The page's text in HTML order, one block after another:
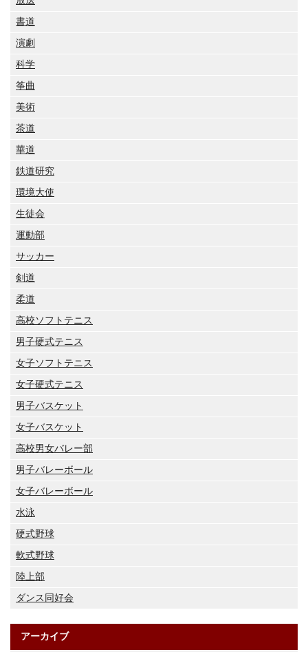
書道
演劇
科学
筝曲
美術
茶道
華道
鉄道研究
環境大使
生徒会
運動部
サッカー
剣道
柔道
高校ソフトテニス
男子硬式テニス
女子ソフトテニス
女子硬式テニス
男子バスケット
女子バスケット
高校男女バレー部
男子バレーボール
女子バレーボール
水泳
硬式野球
軟式野球
陸上部
ダンス同好会
アーカイブ